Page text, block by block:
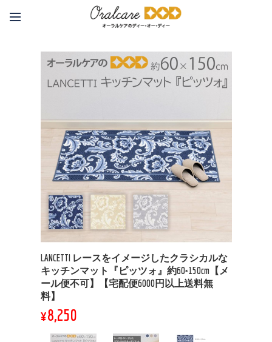
LANCETTI レースをイメージしたクラシカルな
キッチンマット『ピッツォ』約60×150cm【メ
ール便不可】【宅配便6000円以上送料無
料】
¥8,250